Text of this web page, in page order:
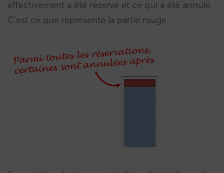
effectivement a été réservé et ce qui a été annulé.
C’est ce que représente la partie rouge :